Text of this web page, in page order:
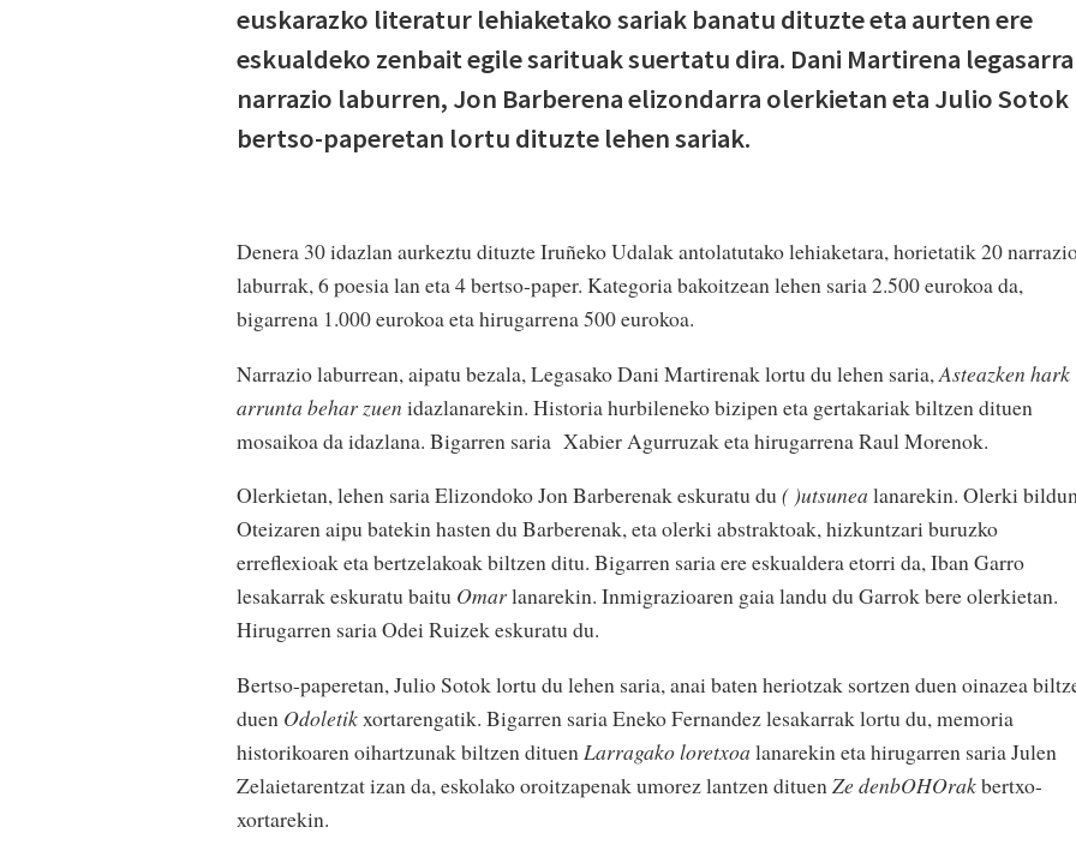
euskarazko literatur lehiaketako sariak banatu dituzte eta aurten ere
eskualdeko zenbait egile sarituak suertatu dira. Dani Martirena
narrazio laburren, Jon Barberena elizondarra olerkietan eta Julio Sotok
bertso-paperetan lortu dituzte lehen sariak.
Denera 30 idazlan aurkeztu dituzte Iruñeko Udalak antolatutako lehiaketara, horietatik 20
laburrak, 6 poesia lan eta 4 bertso-paper. Kategoria bakoitzean lehen saria 2.500 eurokoa da,
bigarrena 1.000 eurokoa eta hirugarrena 500 eurokoa.
Narrazio laburrean, aipatu bezala, Legasako Dani Martirenak lortu du lehen saria, Asteazken hark
arrunta behar zuen idazlanarekin. Historia hurbileneko bizipen eta gertakariak biltzen dituen
mosaikoa da idazlana. Bigarren saria Xabier Agurruzak eta hirugarrena Raul Morenok.
Olerkietan, lehen saria Elizondoko Jon Barberenak eskuratu du( )utsunea lanarekin. Olerki
Oteizaren aipu batekin hasten du Barberenak, eta olerki abstraktoak, hizkuntzari buruzko
erreflexioak eta bertzelakoak biltzen ditu. Bigarren saria ere eskualdera etorri da, Iban Garro
lesakarrak eskuratu baitu Omarlanarekin. Inmigrazioaren gaia landu du Garrok bere olerkietan.
Hirugarren saria Odei Ruizek eskuratu du.
Bertso-paperetan, Julio Sotok lortu du lehen saria, anai baten heriotzak sortzen duen oinazea
duen Odoletikxortarengatik. Bigarren saria Eneko Fernandez lesakarrak lortu du, memoria
historikoaren oihartzunak biltzen dituenLarragako loretxoa lanarekin eta hirugarren saria Julen
Zelaietarentzat izan da, eskolako oroitzapenak umorez lantzen dituenZe denbOHOrakbertxo-
xortarekin.